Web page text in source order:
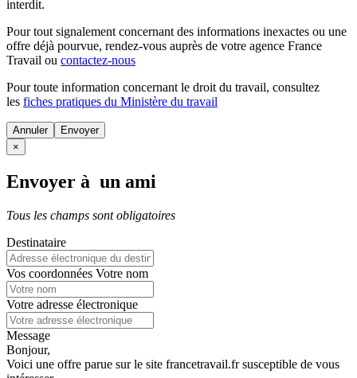
interdit.
Pour tout signalement concernant des informations inexactes ou une
offre déjà pourvue, rendez-vous auprès de votre agence France
Travail ou contactez-nous
Pour toute information concernant le droit du travail, consultez
les fiches pratiques du Ministère du travail
Annuler
×
Envoyer à un ami
Tous les champs sont obligatoires
Destinataire
Vos coordonnées Votre nom
Votre adresse électronique
Message
Bonjour,
Voici une offre parue sur le site francetravail.fr susceptible de vous